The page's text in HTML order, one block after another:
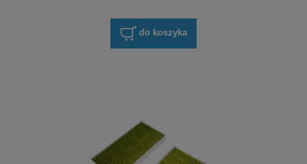
do koszyka